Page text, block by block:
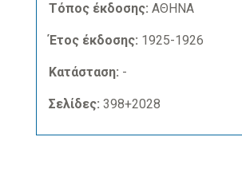
Τόπος έκδοσης: ΑΘΗΝΑ
Έτος έκδοσης: 1925-1926
Κατάσταση: -
Σελίδες: 398+2028